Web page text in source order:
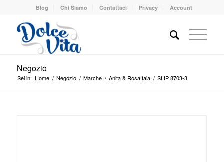
Blog Chi Siamo Contattaci Privacy Account
Negozio
Sei in: Home / Negozio / Marche / Anita & Rosa faia / SLIP 8703-3